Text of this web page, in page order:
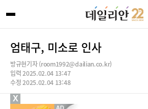
엄태구, 미소로 인사
방규현기자 (room1992@dailian.co.kr)
입력 2025.02.04 13:47
수정 2025.02.04 13:48
X